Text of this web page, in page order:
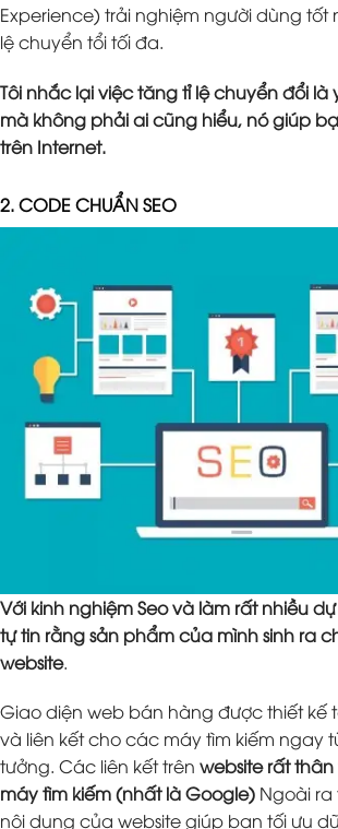
Experience) trải nghiệm người dùng tốt
lệ chuyển tổi tối đa.
Tôi nhắc lại việc tăng tỉ lệ chuyển đổi
mà không phải ai cũng hiểu, nó giúp
trên Internet.
2. CODE CHUẨN SEO
Với kinh nghiệm Seo và làm rất nhiều
tự tin rằng sản phẩm của mình sinh ra
website.
Giao diện web bán hàng được thiết kế
và liên kết cho các máy tìm kiếm ngay
tưởng. Các liên kết trên website rất
máy tìm kiếm (nhất là Google) Ngoài ra
nội dung của website giúp bạn tối ưu